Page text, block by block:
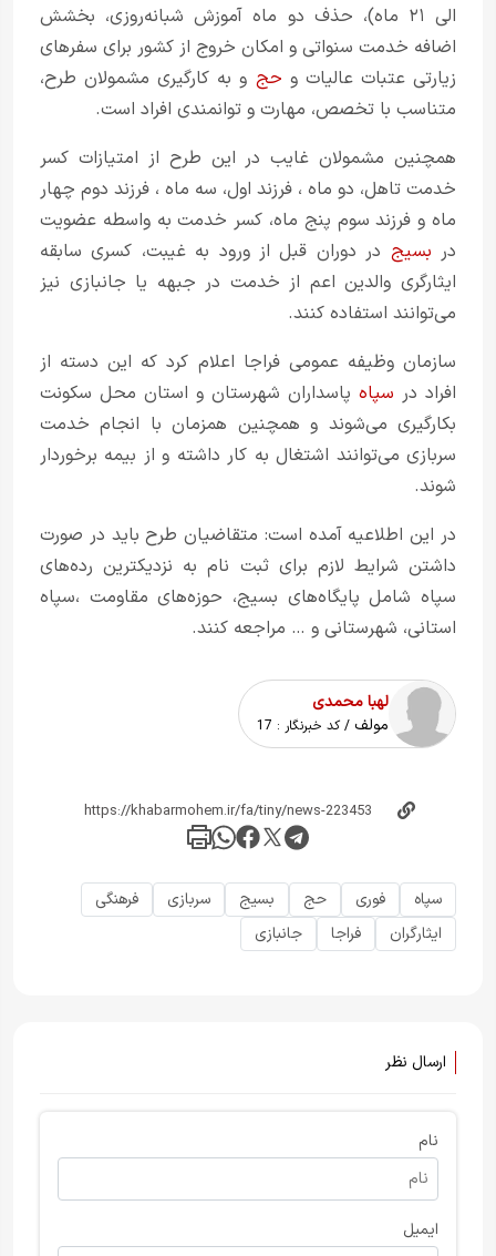
الی ۲۱ ماه)، حذف دو ماه آموزش شبانه‌روزی، بخشش
اضافه خدمت سنواتی و امکان خروج از کشور برای سفرهای
زیارتی عتبات عالیات و حج و به کارگیری مشمولان طرح،
متناسب با تخصص، مهارت و توانمندی افراد است.
همچنین مشمولان غایب در این طرح از امتیازات کسر
خدمت تاهل، دو ماه ، فرزند اول، سه ماه ، فرزند دوم چهار
ماه و فرزند سوم پنج ماه، کسر خدمت به‌ واسطه عضویت
در بسیج در دوران قبل از ورود به غیبت، کسری سابقه
ایثارگری والدین اعم از خدمت در جبهه یا جانبازی نیز
می‌توانند استفاده کنند.
سازمان وظیفه عمومی فراجا اعلام کرد که این دسته از
افراد در سپاه پاسداران شهرستان و استان محل سکونت
بکارگیری می‌شوند و همچنین همزمان با انجام خدمت
سربازی می‌توانند اشتغال به کار داشته و از بیمه برخوردار
شوند.
در این اطلاعیه آمده است: متقاضیان طرح باید در صورت
داشتن شرایط لازم برای ثبت نام به نزدیکترین رده‌های
سپاه شامل پایگاه‌های بسیج، حوزه‌های مقاومت ،سپاه
استانی، شهرستانی و … مراجعه کنند.
لهبا محمدی
مولف / کد خبرنگار : 17
سپاه فوری حج بسیج سربازی
فرهنگی
ایثارگران
فراجا جانبازی
ارسال نظر
نام
ایمیل